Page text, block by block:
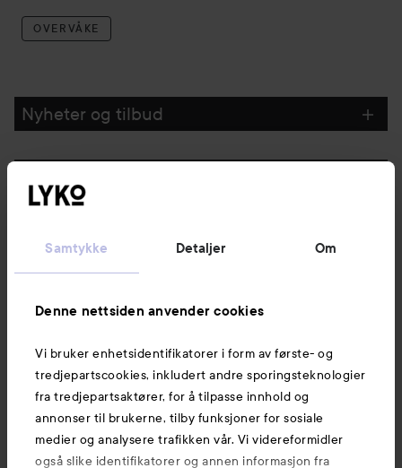
Samtykke Detaljer Om
Denne nettsiden anvender cookies
Vi bruker enhetsidentifikatorer i form av første- og
tredjepartscookies, inkludert andre sporingsteknologier
fra tredjepartsaktører, for å tilpasse innhold og
annonser til brukerne, tilby funksjoner for sosiale
medier og analysere trafikken vår. Vi videreformidler
også slike identifikatorer og annen informasjon fra
OVERVÅKE
Nyheter og tilbud
Kundeservice
Informasjon
Også av interesse